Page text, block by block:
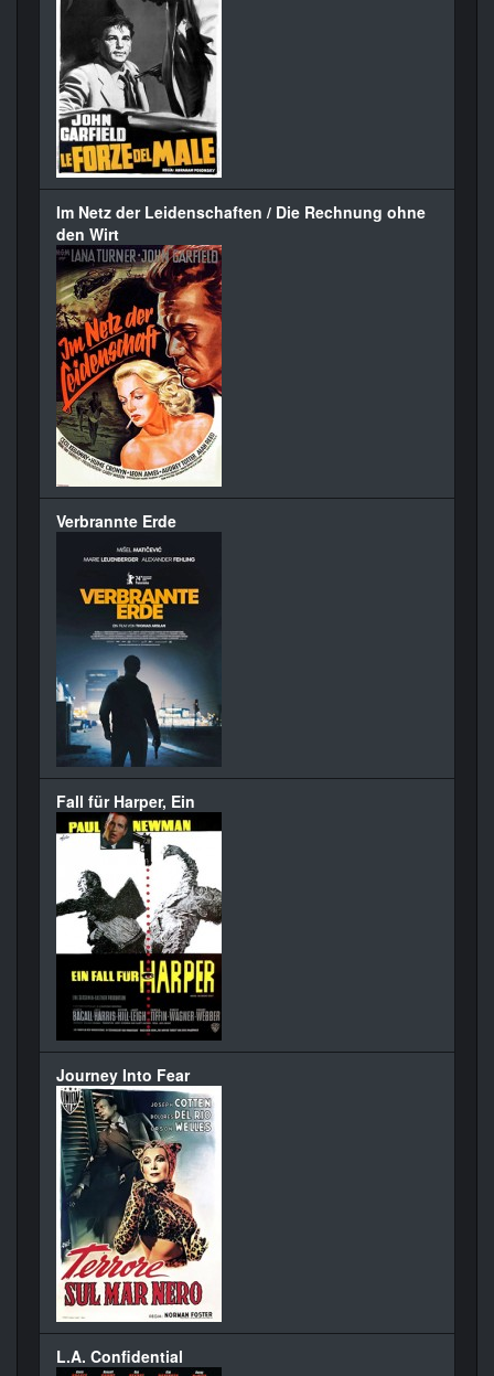
Im Netz der Leidenschaften / Die Rechnung ohne
den Wirt
Verbrannte Erde
Fall für Harper, Ein
Journey Into Fear
L.A. Confidential